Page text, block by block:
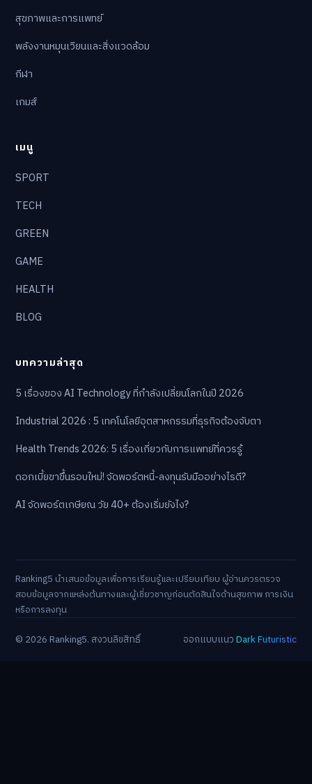
สุขภาพและการแพทย์
พลังงานหมุนเวียนและสิ่งแวดล้อม
กีฬา
เกมส์
เมนู
SPORT
TECH
GREEN
GAME
HEALTH
BLOG
บทความล่าสุด
5 เรื่องของ AI Technology ที่กำลังเปลี่ยนโลกในปี 2026
Industrial 2026 : 5 เทคโนโลยีอุตสาหกรรมที่ธุรกิจต้องจับตา
Health Trends 2026: 5 เรื่องเกี่ยวกับการแพทย์ที่ควรรู้
ดอกเบี้ยขาขึ้นรอบใหม่! จัดพอร์ตหนี้-ลงทุนรับมืออย่างไรดี?
AI จัดพอร์ตเกษียณ วัย 40+ ต้องเริ่มยังไง?
Ranking5 นำเสนอข้อมูลเพื่อการเรียนรู้และเปรียบเทียบ ผู้อ่านควรตรวจ
สอบข้อมูลจากแหล่งต้นทางและผู้เชี่ยวชาญก่อนตัดสินใจด้านสุขภาพ การเงิน
หรือการลงทุน
© 2026 Ranking5. สงวนลิขสิทธิ์
ออกแบบแนวDark Futuristic